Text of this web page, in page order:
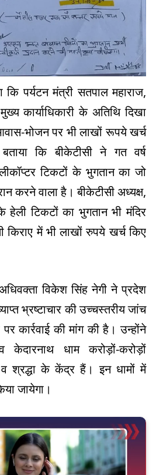
कि पर्यटन मंत्री सतपाल महाराज,
कार्याधिकारी के अतिथि दिखा
भोजन पर भी लाखों रूपये खर्च
कि बीकेटीसी ने गत वर्ष
टिकटों के भुगतान का जो
करने वाला है। बीकेटीसी अध्यक्ष,
हेली टिकटों का भुगतान भी मंदिर
किराए में भी लाखों रुपये खर्च किए
अधिवक्ता विकेश सिंह नेगी ने प्रदेश
भ्रष्टाचार की उच्चस्तरीय जांच
कार्रवाई की मांग की है। उन्होंने
धाम करोड़ों-करोड़ों
श्रद्धा के केंद्र हैं। इन धामों में
जायेगा।